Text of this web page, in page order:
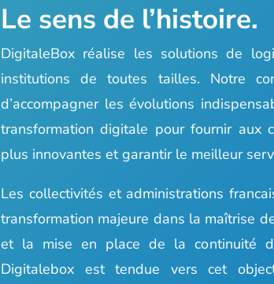
Le sens de l’histoire.
DigitaleBox réalise les solutions de
institutions de toutes tailles. Notre
d’accompagner les évolutions
transformation digitale pour fournir aux
plus innovantes et garantir le meilleur
Les collectivités et administrations
transformation majeure dans la maîtrise
et la mise en place de la continuité
Digitalebox est tendue vers cet